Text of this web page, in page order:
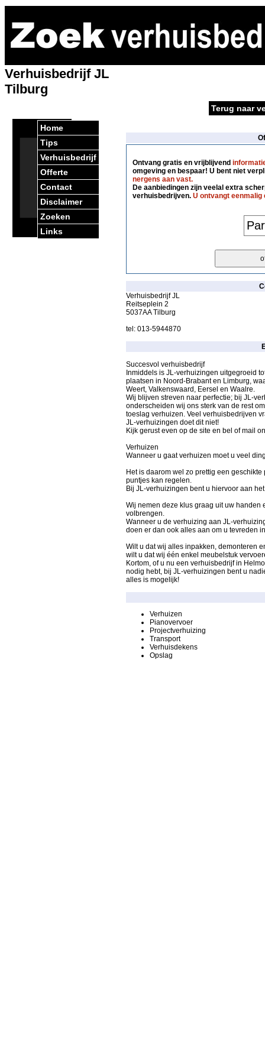
Home
Tips
Verhuisbedrijf
Offerte
Contact
Disclaimer
Zoeken
Links
Verhuisbedrijf JL
Tilburg
Terug naar
Ontvang gratis en vrijblijvend
omgeving en bespaar! U bent niet
nergens aan vast.
De aanbiedingen zijn veelal extra
verhuisbedrijven.U ontvangt eenmalig
Verhuisbedrijf JL
Reitseplein 2
5037AA Tilburg
tel: 013-5944870
Succesvol verhuisbedrijf
Inmiddels is JL-verhuizingen uitgegroeid
plaatsen in Noord-Brabant en Limburg,
Weert, Valkenswaard, Eersel en Waalre.
Wij blijven streven naar perfectie; bij JL-
onderscheiden wij ons sterk van de rest
toeslag verhuizen. Veel verhuisbedrijven
JL-verhuizingen doet dit niet!
Kijk gerust even op de site en bel of mail
Verhuizen
Wanneer u gaat verhuizen moet u veel
Het is daarom wel zo prettig een
puntjes kan regelen.
Bij JL-verhuizingen bent u hiervoor aan
Wij nemen deze klus graag uit uw handen
volbrengen.
Wanneer u de verhuizing aan JL-
doen er dan ook alles aan om u tevreden
Wilt u dat wij alles inpakken, demonteren
wilt u dat wij één enkel meubelstuk
Kortom, of u nu een verhuisbedrijf in
nodig hebt, bij JL-verhuizingen bent u
alles is mogelijk!
Verhuizen
Pianovervoer
Projectverhuizing
Transport
Verhuisdekens
Opslag